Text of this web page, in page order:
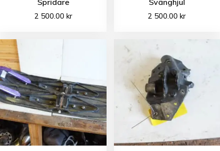
Spridare
2 500.00 kr
Svänghjul
2 500.00kr